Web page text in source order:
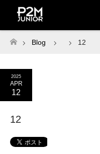
ホーム
Blog 12
2025
APR
12
12